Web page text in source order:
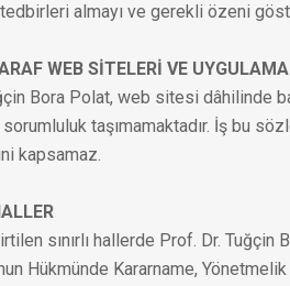
almayı ve gerekli özeni
WEB SİTELERİ VE
Bora Polat, web sitesi dâhilinde
sorumluluk taşımamaktadır. İş bu
kapsamaz.
sınırlı hallerde Prof. Dr.
Hükmünde Kararname,